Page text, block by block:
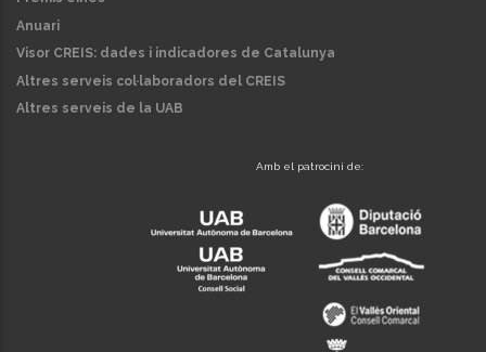
Anuari
Visor CREIS: dades i indicadores de Catalunya
Altres serveis col·laboradors del CREIS
Altres serveis de la UAB
Amb el patrocini de: